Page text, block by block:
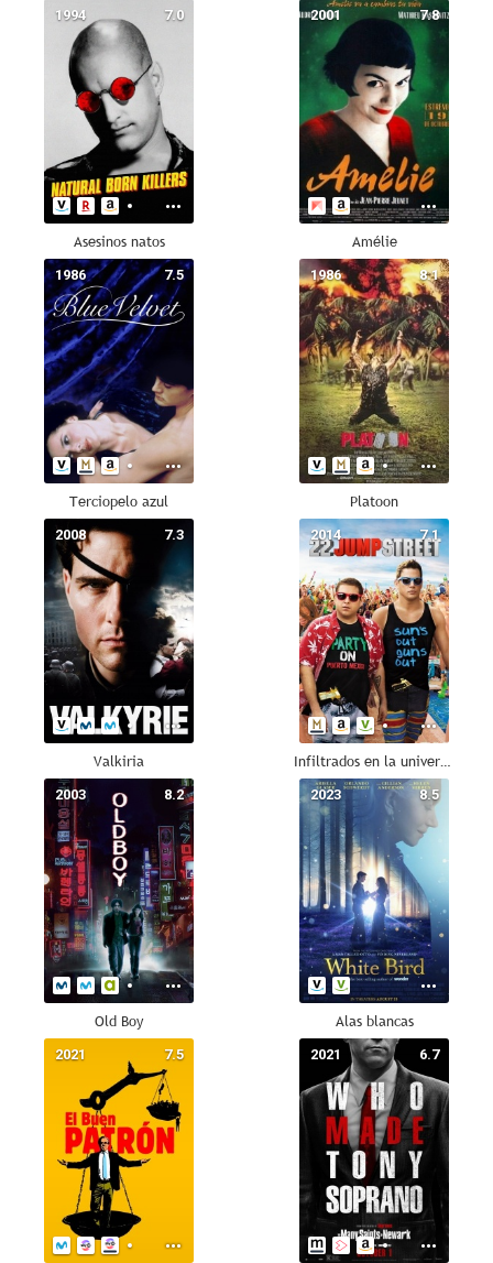
7.0
1994
Asesinos natos
7.8
2001
Amélie
7.5
1986
Terciopelo azul
8.1
1986
Platoon
7.3
2008
Valkiria
7.1
2014
Infiltrados en la universidad
8.2
2003
Old Boy
8.5
2023
Alas blancas
7.5
2021 6.7
2021